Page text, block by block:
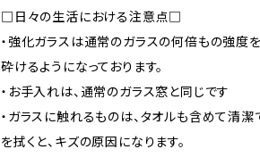
□日々の生活における注意点□
・強化ガラスは通常のガラスの何倍もの強度
砕けるようになっております。
・お手入れは、通常のガラス窓と同じです
・ガラスに触れるものは、タオルも含めて清
を拭くと、キズの原因になります。